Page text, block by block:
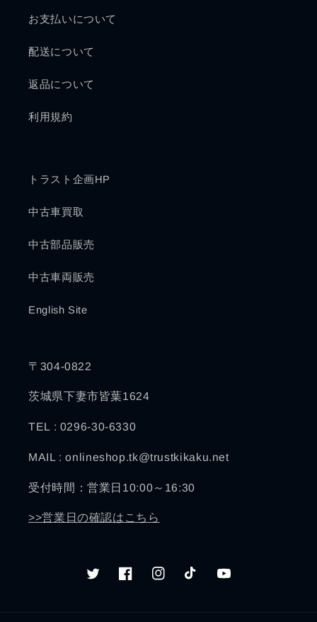
お支払いについて
配送について
返品について
利用規約
トラスト企画HP
中古車買取
中古部品販売
中古車両販売
English Site
〒304-0822
茨城県下妻市皆葉1624
TEL : 0296-30-6330
MAIL : onlineshop.tk@trustkikaku.net
受付時間：営業日10:00～16:30
>>営業日の確認はこちら
TwitterFacebookInstagramTikTok YouTube